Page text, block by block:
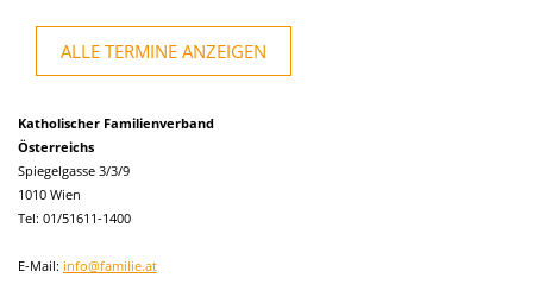
ALLE TERMINE ANZEIGEN
Katholischer Familienverband
Österreichs
Spiegelgasse 3/3/9
1010 Wien
Tel: 01/51611-1400
E-Mail: info@familie.at